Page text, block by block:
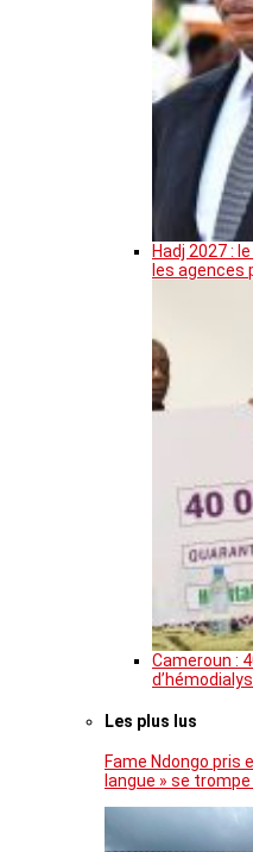
Hadj 2027 :
les agences
Cameroun :
Les plus lus
Fame Ndongo pris
langue » se